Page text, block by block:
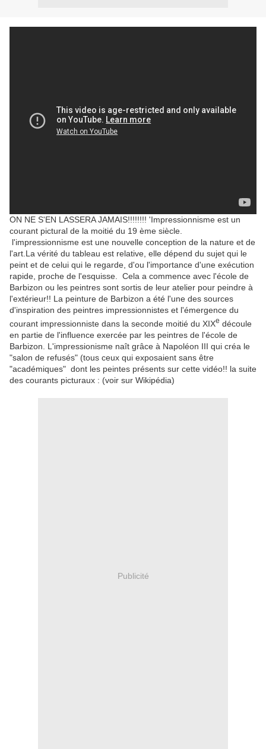
ON NE S'EN LASSERA JAMAIS!!!!!!!! 'Impressionnisme est un
courant pictural de la moitié du 19 ème siècle.
l'impressionnisme est une nouvelle conception de la nature et de
l'art.La vérité du tableau est relative, elle dépend du sujet qui le
peint et de celui qui le regarde, d'ou l'importance d'une exécution
rapide, proche de l'esquisse. Cela a commence avec l'école de
Barbizon ou les peintres sont sortis de leur atelier pour peindre à
l'extérieur!! La peinture de Barbizon a été l'une des sources
d'inspiration des peintres impressionnistes et l'émergence du
courant impressionniste dans la seconde moitié du XIXe découle
en partie de l'influence exercée par les peintres de l'école de
Barbizon. L'impressionisme naît grâce à Napoléon III qui créa le
"salon de refusés" (tous ceux qui exposaient sans être
"académiques" dont les peintes présents sur cette vidéo!! la suite
des courants picturaux : (voir sur Wikipédia)
Publicité